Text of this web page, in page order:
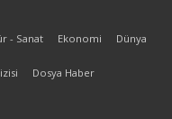
- Sanat Ekonomi Dünya
Dosya Haber